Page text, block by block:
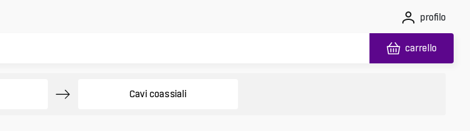
profilo
carrello
Cavi coassiali